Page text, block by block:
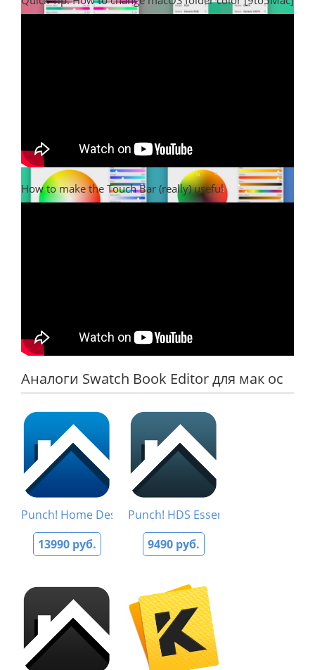
How to make the Touch Bar (really) useful
Аналоги Swatch Book Editor для мак ос
Punch! Home Design Studio 20
13990 руб.
Punch! HDS Essentials 20
9490 руб.